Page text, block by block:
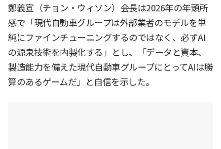
鄭義宣（チョン・ウィソン）会長は2026年の年頭所
感で「現代自動車グループは外部業者のモデルを単
純にファインチューニングするのではなく、必ずAI
の源泉技術を内製化する」とし、「データと資本、
製造能力を備えた現代自動車グループにとってAIは勝
算のあるゲームだ」と自信を示した。